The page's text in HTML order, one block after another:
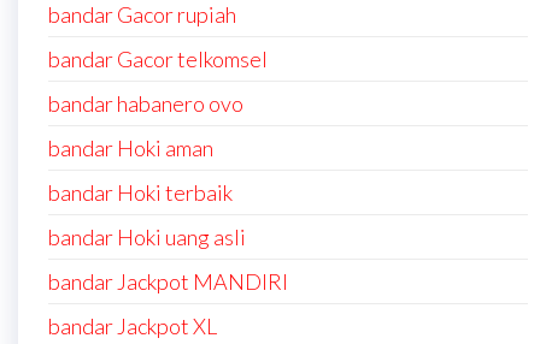
bandar Gacor rupiah
bandar Gacor telkomsel
bandar habanero ovo
bandar Hoki aman
bandar Hoki terbaik
bandar Hoki uang asli
bandar Jackpot MANDIRI
bandar Jackpot XL